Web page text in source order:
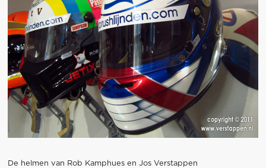
De helmen van Rob Kamphues en Jos Verstappen